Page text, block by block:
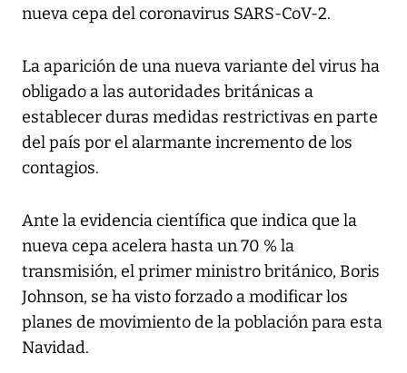
nueva cepa del coronavirus SARS-CoV-2.
La aparición de una nueva variante del virus ha
obligado a las autoridades británicas a
establecer duras medidas restrictivas en parte
del país por el alarmante incremento de los
contagios.
Ante la evidencia científica que indica que la
nueva cepa acelera hasta un 70 % la
transmisión, el primer ministro británico, Boris
Johnson, se ha visto forzado a modificar los
planes de movimiento de la población para esta
Navidad.